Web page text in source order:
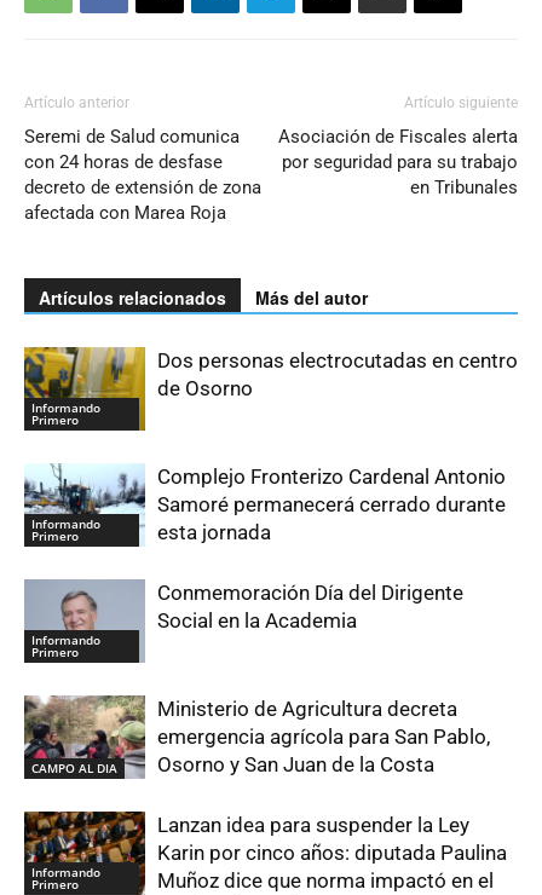
Artículo anterior
Seremi de Salud comunica
con 24 horas de desfase
decreto de extensión de zona
afectada con Marea Roja
Artículo siguiente
Asociación de Fiscales alerta
por seguridad para su trabajo
en Tribunales
Artículos relacionados Más del autor
Informando
Primero
Dos personas electrocutadas en centro
de Osorno
Informando
Primero
Complejo Fronterizo Cardenal Antonio
Samoré permanecerá cerrado durante
esta jornada
Informando
Primero
Conmemoración Día del Dirigente
Social en la Academia
CAMPO AL DIA
Ministerio de Agricultura decreta
emergencia agrícola para San Pablo,
Osorno y San Juan de la Costa
Informando
Primero
Lanzan idea para suspender la Ley
Karin por cinco años: diputada Paulina
Muñoz dice que norma impactó en el